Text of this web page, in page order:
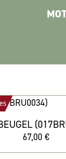
67,00 €